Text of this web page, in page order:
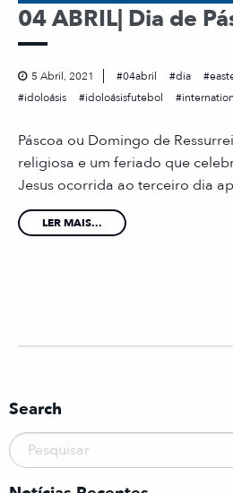
04 ABRIL| Dia de
5 Abril, 2021 04abril dia
idoloásis
idoloásisfutebol
Páscoa ou Domingo de
religiosa e um feriado que
Jesus ocorrida ao terceiro dia
LER MAIS...
Search